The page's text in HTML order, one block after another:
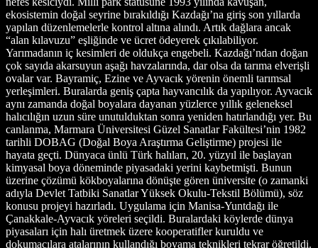
ekosistemin doğal seyrine bırakıldığı Kazdağı’na giriş son yıllarda
yapılan düzenlemelerle kontrol altına alındı. Artık dağlara ancak
“alan kılavuzu” eşliğinde ve ücret ödeyerek çıkılabiliyor.
Yarımadanın iç kesimleri de oldukça engebeli. Kazdağı’ndan doğan
çok sayıda akarsuyun aşağı havzalarında, dar olsa da tarıma elverişli
ovalar var. Bayramiç, Ezine ve Ayvacık yörenin önemli tarımsal
yerleşimleri. Buralarda geniş çapta hayvancılık da yapılıyor. Ayvacık
aynı zamanda doğal boyalara dayanan yüzlerce yıllık geleneksel
halıcılığın uzun süre unutulduktan sonra yeniden hatırlandığı yer. Bu
canlanma, Marmara Üniversitesi Güzel Sanatlar Fakültesi’nin 1982
tarihli DOBAG (Doğal Boya Araştırma Geliştirme) projesi ile
hayata geçti. Dünyaca ünlü Türk halıları, 20. yüzyıl ile başlayan
kimyasal boya döneminde piyasadaki yerini kaybetmişti. Bunun
üzerine çözümü kökboyalarına dönüşte gören üniversite (o zamanki
adıyla Devlet Tatbiki Sanatlar Yüksek Okulu-Tekstil Bölümü), söz
konusu projeyi hazırladı. Uygulama için Manisa-Yuntdağı ile
Çanakkale-Ayvacık yöreleri seçildi. Buralardaki köylerde dünya
piyasaları için halı üretmek üzere kooperatifler kuruldu ve
dokumacılara atalarının kullandığı boyama teknikleri tekrar öğretildi.